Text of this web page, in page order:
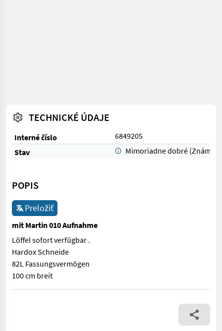
TECHNICKÉ ÚDAJE
Interné číslo
6849205
Stav
Mimoriadne dobré (Známka
POPIS
Preložiť
mit Martin 010 Aufnahme
Löffel sofort verfügbar .
Hardox Schneide
82L Fassungsvermögen
100 cm breit
Löffel sofort verfügbar . Hardox Schneide 82L